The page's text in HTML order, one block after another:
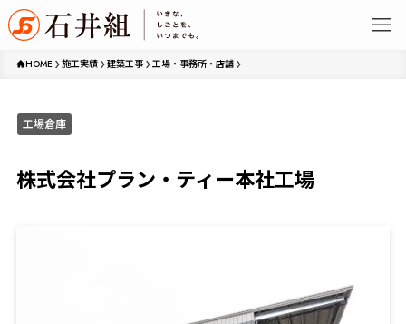
HOME 施工実績 建築工事 工場・事務所・店舗
工場倉庫
株式会社プラン・ティー本社工場